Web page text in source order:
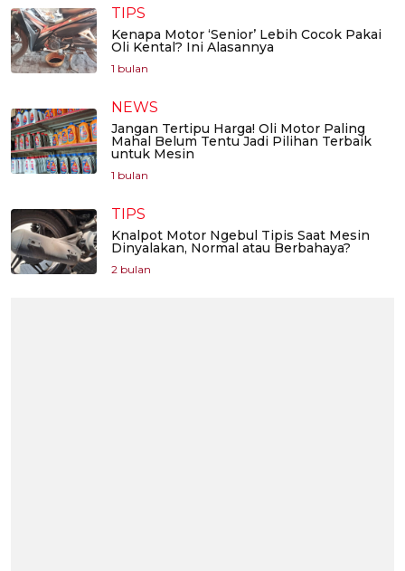
TIPS
Kenapa Motor ‘Senior’ Lebih Cocok Pakai
Oli Kental? Ini Alasannya
1 bulan
NEWS
Jangan Tertipu Harga! Oli Motor Paling
Mahal Belum Tentu Jadi Pilihan Terbaik
untuk Mesin
1 bulan
TIPS
Knalpot Motor Ngebul Tipis Saat Mesin
Dinyalakan, Normal atau Berbahaya?
2 bulan